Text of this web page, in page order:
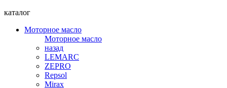
каталог
Моторное масло
Моторное масло
назад
LEMARC
ZEPRO
Repsol
Mirax